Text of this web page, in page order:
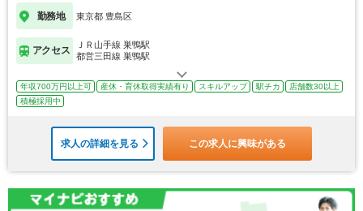
勤務地 東京都 豊島区
アクセス
ＪＲ山手線 巣鴨駅
都営三田線 巣鴨駅
年収700万円以上可 産休・育休取得実績有り スキルアップ 駅チカ
店舗数30以上
積極採用中
求人の詳細を見る この求人に興味がある